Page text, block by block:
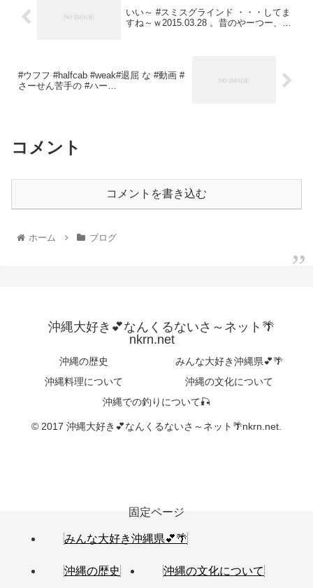
いい～ #スミスグラインド ・・・してま
すね～ｗ2015.03.28 。昔のやーつー、…
#ウフフ #halfcab #weak#退屈 な #動画 #
さーせん苦手の #ハー…
コメント
コメントを書き込む
ホーム ブログ
沖縄大好き💕なんくるないさ～ネット🌴
nkrn.net
沖縄の歴史
みんな大好き沖縄県💕🌴
沖縄料理について
沖縄の文化について
沖縄での釣りについて🎣
© 2017 沖縄大好き💕なんくるないさ～ネット🌴nkrn.net.
固定ページ
みんな大好き沖縄県💕🌴
沖縄の歴史 沖縄の文化について